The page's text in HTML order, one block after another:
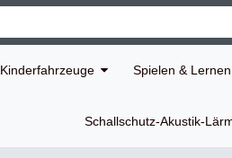
Kinderfahrzeuge Spielen & Lernen
Schallschutz-Akustik-